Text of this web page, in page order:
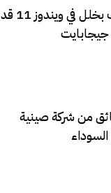
مايكروسوفت تعترف بخلل في ويندوز 11 قد
من شركة صينية